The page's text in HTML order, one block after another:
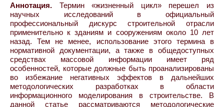
Аннотация. Термин «жизненный цикл» перешел из
научных исследований в официальный
профессиональный дискурс строительной отрасли
применительно к зданиям и сооружениям около 10 лет
назад. Тем не менее, использование этого термина в
нормативной документации, а также в общедоступных
средствах массовой информации имеет ряд
особенностей, которые должные быть проанализированы
во избежание негативных эффектов в дальнейших
методологических разработках в области
информационного моделирования в строительстве. В
данной статье рассматриваются методологические